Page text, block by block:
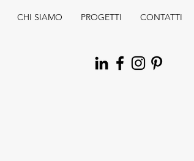
CHI SIAMO PROGETTI CONTATTI